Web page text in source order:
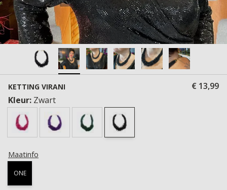
KETTING VIRANI
€ 13,99
Kleur: Zwart
Maatinfo
ONE